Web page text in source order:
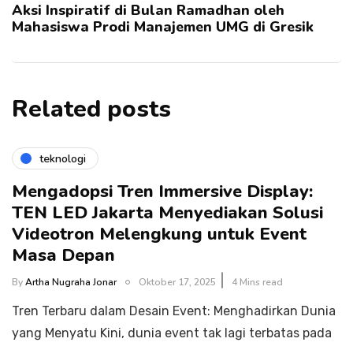
Aksi Inspiratif di Bulan Ramadhan oleh
Mahasiswa Prodi Manajemen UMG di Gresik
Related posts
teknologi
Mengadopsi Tren Immersive Display:
TEN LED Jakarta Menyediakan Solusi
Videotron Melengkung untuk Event
Masa Depan
ByArtha Nugraha Jonar Oktober 17, 2025 4 Mins read
Tren Terbaru dalam Desain Event: Menghadirkan Dunia
yang Menyatu Kini, dunia event tak lagi terbatas pada